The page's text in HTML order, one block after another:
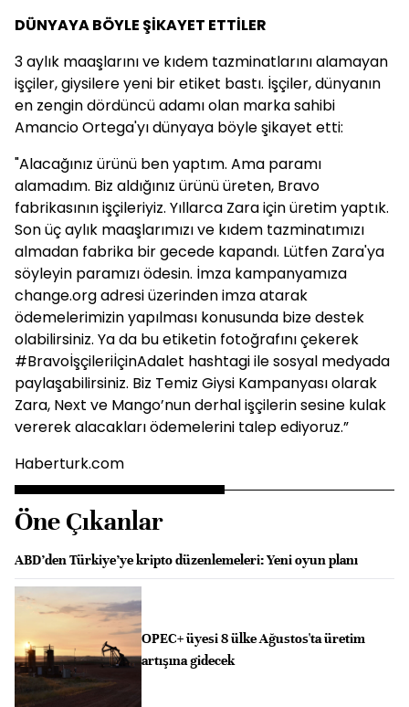
DÜNYAYA BÖYLE ŞİKAYET ETTİLER
3 aylık maaşlarını ve kıdem tazminatlarını alamayan
işçiler, giysilere yeni bir etiket bastı. İşçiler, dünyanın
en zengin dördüncü adamı olan marka sahibi
Amancio Ortega'yı dünyaya böyle şikayet etti:
"Alacağınız ürünü ben yaptım. Ama paramı
alamadım. Biz aldığınız ürünü üreten, Bravo
fabrikasının işçileriyiz. Yıllarca Zara için üretim yaptık.
Son üç aylık maaşlarımızı ve kıdem tazminatımızı
almadan fabrika bir gecede kapandı. Lütfen Zara'ya
söyleyin paramızı ödesin. İmza kampanyamıza
change.org adresi üzerinden imza atarak
ödemelerimizin yapılması konusunda bize destek
olabilirsiniz. Ya da bu etiketin fotoğrafını çekerek
#BravoİşçileriİçinAdalet hashtagi ile sosyal medyada
paylaşabilirsiniz. Biz Temiz Giysi Kampanyası olarak
Zara, Next ve Mango’nun derhal işçilerin sesine kulak
vererek alacakları ödemelerini talep ediyoruz.”
Haberturk.com
Öne Çıkanlar
ABD’den Türkiye’ye kripto düzenlemeleri: Yeni oyun planı
OPEC+ üyesi 8 ülke Ağustos'ta üretim
artışına gidecek